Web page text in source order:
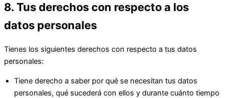
8. Tus derechos con respecto a los
datos personales
Tienes los siguientes derechos con respecto a tus datos
personales:
Tiene derecho a saber por qué se necesitan tus datos
personales, qué sucederá con ellos y durante cuánto tiempo